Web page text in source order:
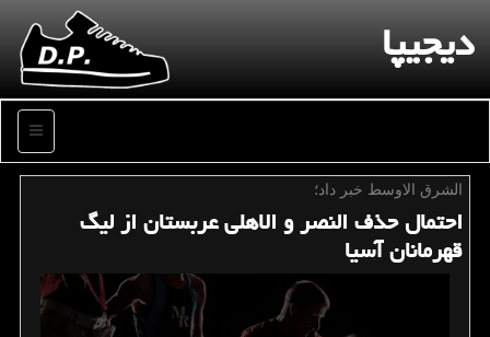
دیجیپا
منو
الشرق الاوسط خبر داد؛
احتمال حذف النصر و الاهلی عربستان از لیگ
قهرمانان آسیا